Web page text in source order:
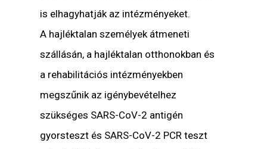
is elhagyhatják az intézményeket.
A hajléktalan személyek átmeneti
szállásán, a hajléktalan otthonokban és
a rehabilitációs intézményekben
megszűnik az igénybevételhez
szükséges SARS-CoV-2 antigén
gyorsteszt és SARS-CoV-2 PCR teszt